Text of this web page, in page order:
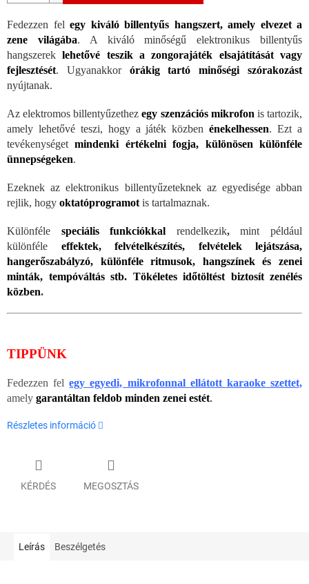
Fedezzen fel egy kiváló billentyűs hangszert, amely elvezet a
zene világába. A kiváló minőségű elektronikus billentyűs
hangszereklehetővé teszik a zongorajáték elsajátítását vagy
fejlesztését. Ugyanakkor órákig tartó minőségi szórakozást
nyújtanak.
Az elektromos billentyűzethezegy szenzációs mikrofon is tartozik,
amely lehetővé teszi, hogy a játék közbenénekelhessen. Ezt a
tevékenységetmindenki értékelni fogja, különösen különféle
ünnepségeken.
Ezeknek az elektronikus billentyűzeteknek az egyedisége abban
rejlik, hogy oktatóprogramot is tartalmaznak.
Különféle speciális funkciókkal rendelkezik,mint például
különféle effektek, felvételkészítés, felvételek lejátszása,
hangerőszabályzó, különféle ritmusok, hangszínek és zenei
minták, tempóváltás stb. Tökéletes időtöltést biztosít zenélés
közben.
TIPPÜNK
Fedezzen felegy egyedi, mikrofonnal ellátott karaoke szettet,
amely garantáltan feldob minden zenei estét.
Részletes információ
KÉRDÉS MEGOSZTÁS
Leírás Beszélgetés